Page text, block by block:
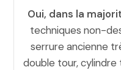
Oui, dans la
techniques non-
serrure ancienne
double tour,